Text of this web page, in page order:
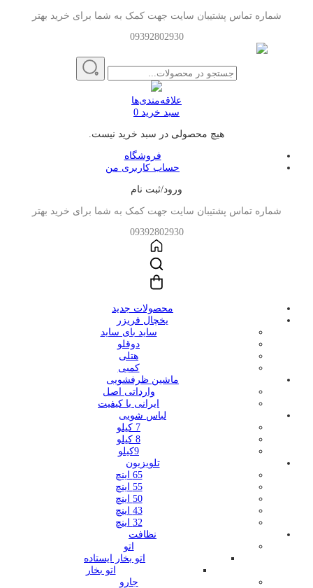
شماره تماس پشتیبان سایت جهت کمک به شما برای خرید بهتر
09392802930
علاقه‌مندی‌ها
سبد خرید 0
هیچ محصولی در سبد خرید نیست.
فروشگاه
حساب کاربری من
ورود/ثبت نام
شماره تماس پشتیبان سایت جهت کمک به شما برای خرید بهتر
09392802930
محصولات جدید
یخچال فریزر
ساید بای ساید
دوقلو
هتلی
کمبی
ماشین ظرفشویی
وارداتی اصل
ایرانی با کیفیت
لباس شویی
7 کیلو
8 کیلو
9کیلو
تلویزیون
65 اینچ
55 اینچ
50 اینچ
43 اینچ
32 اینچ
نظافت
اتو
اتو بخار ایستاده
اتو بخار
جارو